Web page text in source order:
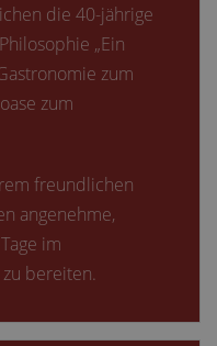
die 40-jährige
„Ein
zum
zum
freundlichen
angenehme,
im
zu bereiten.